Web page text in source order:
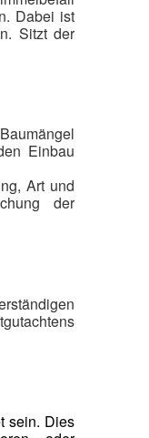
Einbau
Art und
der
Dabei ist
Sitzt der
sein. Dies